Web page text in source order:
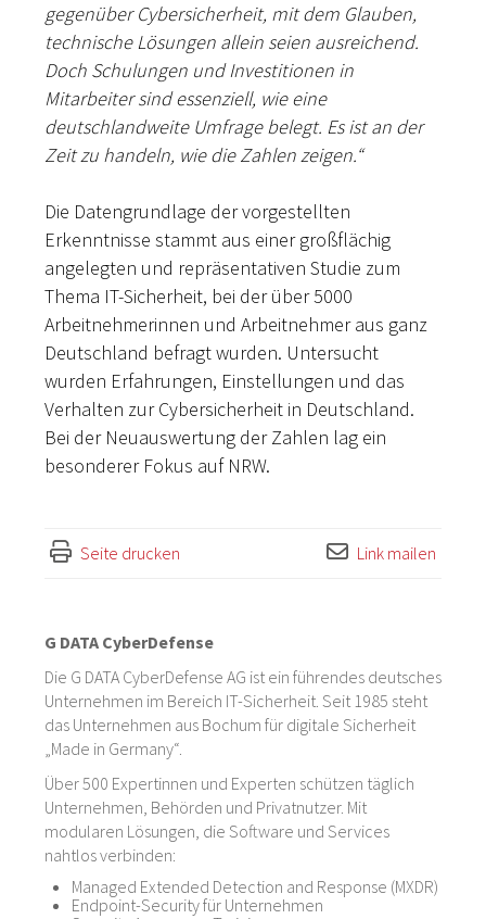
gegenüber Cybersicherheit, mit dem Glauben,
technische Lösungen allein seien ausreichend.
Doch Schulungen und Investitionen in
Mitarbeiter sind essenziell, wie eine
deutschlandweite Umfrage belegt. Es ist an der
Zeit zu handeln, wie die Zahlen zeigen.“
Die Datengrundlage der vorgestellten
Erkenntnisse stammt aus einer großflächig
angelegten und repräsentativen Studie zum
Thema IT-Sicherheit, bei der über 5000
Arbeitnehmerinnen und Arbeitnehmer aus ganz
Deutschland befragt wurden. Untersucht
wurden Erfahrungen, Einstellungen und das
Verhalten zur Cybersicherheit in Deutschland.
Bei der Neuauswertung der Zahlen lag ein
besonderer Fokus auf NRW.
Seite drucken Link mailen
G DATA CyberDefense
Die G DATA CyberDefense AG ist ein führendes deutsches
Unternehmen im Bereich IT-Sicherheit. Seit 1985 steht
das Unternehmen aus Bochum für digitale Sicherheit
„Made in Germany“.
Über 500 Expertinnen und Experten schützen täglich
Unternehmen, Behörden und Privatnutzer. Mit
modularen Lösungen, die Software und Services
nahtlos verbinden:
Managed Extended Detection and Response (MXDR)
Endpoint-Security für Unternehmen